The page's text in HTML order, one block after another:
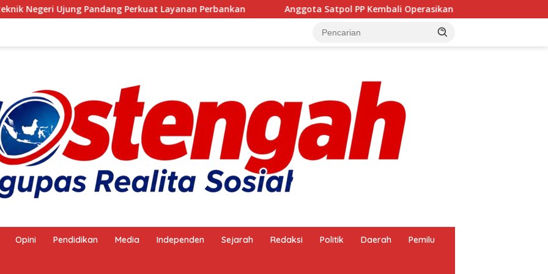
Perkuat Layanan Perbankan Anggota Satpol PP Kembali Operasikan Pembakaran Arang, Apa Kebal Hukum ?
Opini Pendidikan Media Independen Sejarah Redaksi Politik Daerah Pemilu